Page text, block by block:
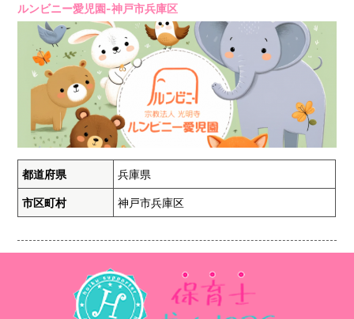
ルンビニー愛児園-神戸市兵庫区
都道府県 兵庫県
市区町村 神戸市兵庫区